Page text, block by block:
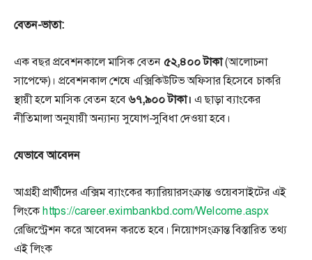
বেতন-ভাতা:
এক বছর প্রবেশনকালে মাসিক বেতন৫২,৪০০ টাকা(আলোচনা
সাপেক্ষে)। প্রবেশনকাল শেষে এক্সিকিউটিভ অফিসার হিসেবে চাকরি
স্থায়ী হলে মাসিক বেতন হবে৬৭,৯০০ টাকা। এ ছাড়া ব্যাংকের
নীতিমালা অনুযায়ী অন্যান্য সুযোগ-সুবিধা দেওয়া হবে।
যেভাবে আবেদন
আগ্রহী প্রার্থীদের এক্সিম ব্যাংকের ক্যারিয়ারসংক্রান্ত ওয়েবসাইটের এই
লিংকেhttps://career.eximbankbd.com/Welcome.aspx
রেজিস্ট্রেশন করে আবেদন করতে হবে। নিয়োগসংক্রান্ত বিস্তারিত তথ্য
এই লিংক